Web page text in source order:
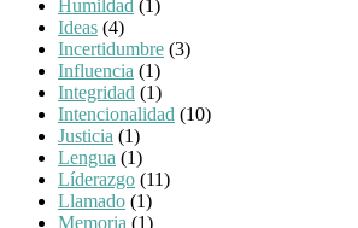
Humildad (1)
Ideas (4)
Incertidumbre (3)
Influencia (1)
Integridad (1)
Intencionalidad (10)
Justicia (1)
Lengua (1)
Líderazgo (11)
Llamado (1)
Memoria (1)